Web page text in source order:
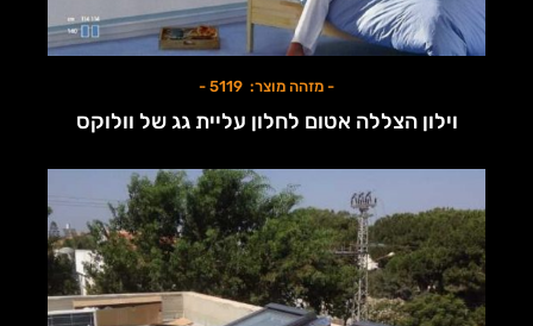
- מזהה מוצר: 5119 -
וילון הצללה אטום לחלון עליית גג של וולוקס